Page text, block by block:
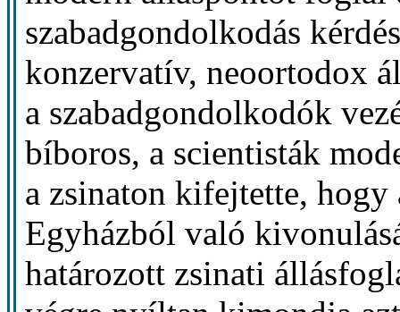
szabadgondolkodás
konzervatív, neoortodox
a szabadgondolkodók
bíboros, a scientisták
a zsinaton kifejtette, hogy
Egyházból való
határozott zsinati